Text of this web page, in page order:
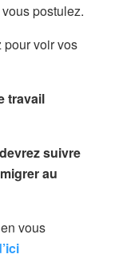
postulez.
pour voir vos
travail
suivre
au
vous